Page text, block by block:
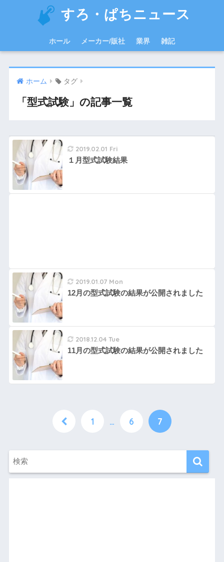
すろ・ぱちニュース
ホール メーカー/販社 業界 雑記
ホーム タグ
「型式試験」の記事一覧
2019.02.01 Fri
１月型式試験結果
2019.01.07 Mon
12月の型式試験の結果が公開されました
2018.12.04 Tue
11月の型式試験の結果が公開されました
1 … 6 7